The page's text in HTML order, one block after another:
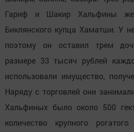
Гариф и Шакир Хальфины
Биклянского купца Хаматши. У
поэтому он оставил трем
размере 33 тысяч рублей
использовали имущество,
Наряду с торговлей они
Хальфиных было около 500
количество крупного